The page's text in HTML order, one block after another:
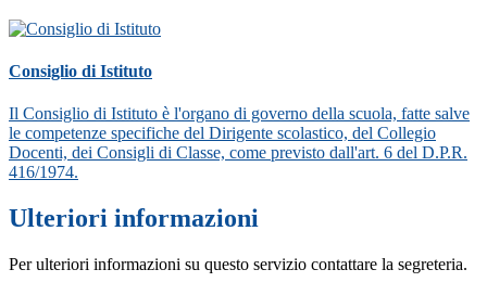
Consiglio di Istituto
Il Consiglio di Istituto è l'organo di governo della scuola, fatte salve
le competenze specifiche del Dirigente scolastico, del Collegio
Docenti, dei Consigli di Classe, come previsto dall'art. 6 del D.P.R.
416/1974.
Ulteriori informazioni
Per ulteriori informazioni su questo servizio contattare la segreteria.